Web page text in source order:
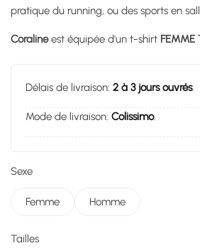
pratique du running, ou des sports en
Coralineest équipée d'un t-shirt FEMME
Délais de livraison: 2 à 3 jours ouvrés.
Mode de livraison: Colissimo.
Sexe
Femme Homme
Tailles